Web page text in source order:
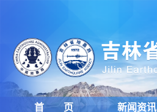
首 页 新闻资讯